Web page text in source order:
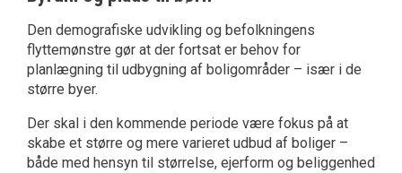
Den demografiske udvikling og befolkningens
flyttemønstre gør at der fortsat er behov for
planlægning til udbygning af boligområder – især i de
større byer.
Der skal i den kommende periode være fokus på at
skabe et større og mere varieret udbud af boliger –
både med hensyn til størrelse, ejerform og beliggenhed